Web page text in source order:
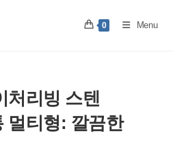
0 Menu
처리빙 스텐
멀티형: 깔끔한